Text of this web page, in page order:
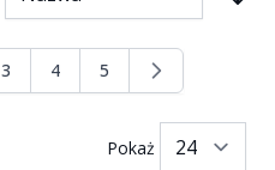
stronę
Strona
3 Strona
4 Strona
5
Pokaż